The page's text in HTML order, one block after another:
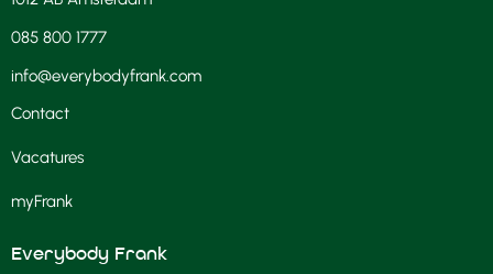
085 800 1777
info@everybodyfrank.com
Contact
Vacatures
myFrank
Everybody Frank